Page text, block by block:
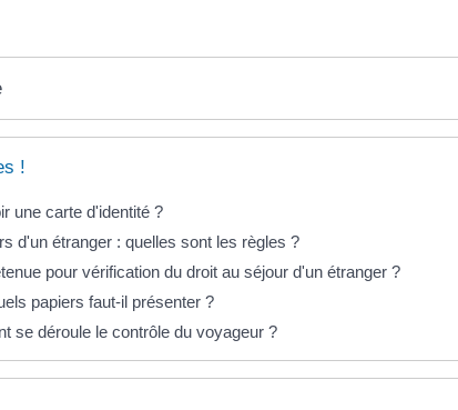
!
une carte d'identité ?
d'un étranger : quelles sont les règles ?
pour vérification du droit au séjour d'un étranger ?
papiers faut-il présenter ?
se déroule le contrôle du voyageur ?